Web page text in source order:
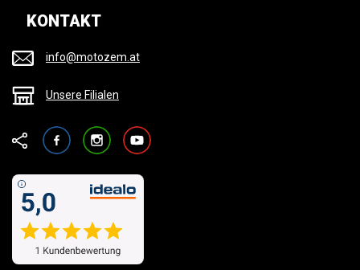
KONTAKT
info@motozem.at
Unsere Filialen
FacebookInstagramYouTube